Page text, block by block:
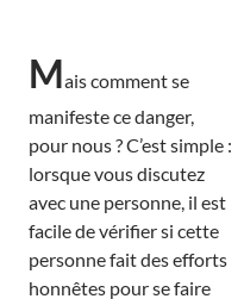
Mais comment se
manifeste ce danger,
pour nous ? C’est simple :
lorsque vous discutez
avec une personne, il est
facile de vérifier si cette
personne fait des efforts
honnêtes pour se faire